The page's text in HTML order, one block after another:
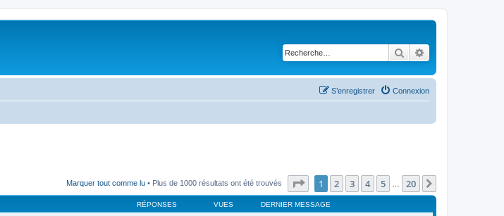
Rechercher
Connexion
S’enregistrer
Marquer tout comme lu • Plus de 1000 résultats ont été trouvés Page sur20
1 2 3 4 5 20
RÉPONSES VUES DERNIER MESSAGE